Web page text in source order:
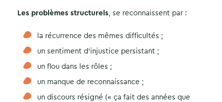
Les problèmes structurels, se reconnaissent par :
la récurrence des mêmes difficultés ;
un sentiment d’injustice persistant ;
un flou dans les rôles ;
un manque de reconnaissance ;
un discours résigné (« ça fait des années que